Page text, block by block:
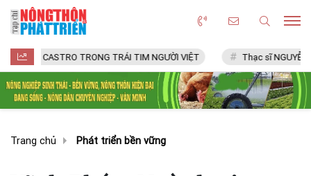
TRONG TRÁI TIM NGƯỜI VIỆT Thạc sĩ NGUYỄN VĂN CHÍ
Trang chủ Phát triển bền vững